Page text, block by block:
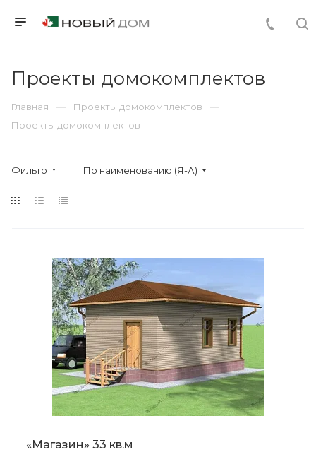
Проекты домокомплектов
Главная
Проекты домокомплектов
Проекты домокомплектов
Фильтр По наименованию (Я-А)
«Магазин» 33 кв.м